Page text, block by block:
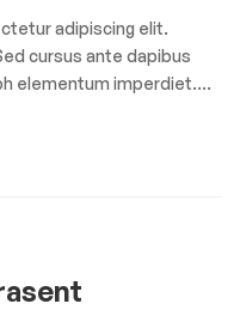
adipiscing elit.
cursus ante dapibus
elementum imperdiet.
lacinia arcu